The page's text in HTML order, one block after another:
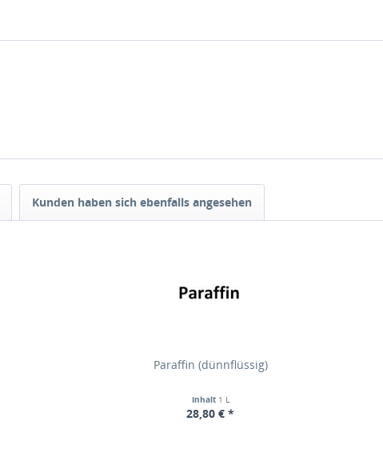
Kunden haben sich ebenfalls angesehen
Paraffin (dünnflüssig)
Inhalt 1 L
28,80 € *